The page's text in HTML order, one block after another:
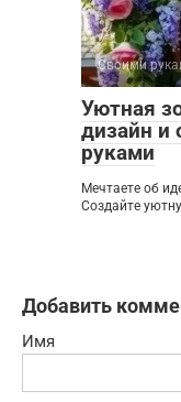
Своими
Уютная
дизайн и
руками
Мечтаете об
Создайте
Добавить
Имя